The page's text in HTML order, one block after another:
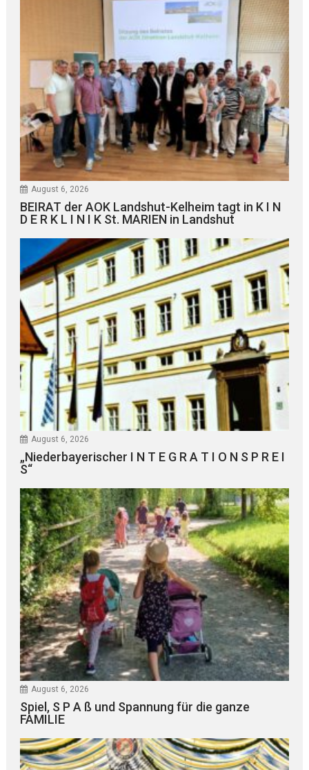
August 6, 2026
BEIRAT der AOK Landshut-Kelheim tagt in K I N
D E R K L I N I K St. MARIEN in Landshut
August 6, 2026
„Niederbayerischer I N T E G R A T I O N S P R E I
S“
August 6, 2026
Spiel, S P A ß und Spannung für die ganze
FAMILIE